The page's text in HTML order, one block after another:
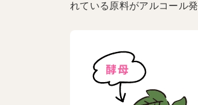
れている原料がアルコール